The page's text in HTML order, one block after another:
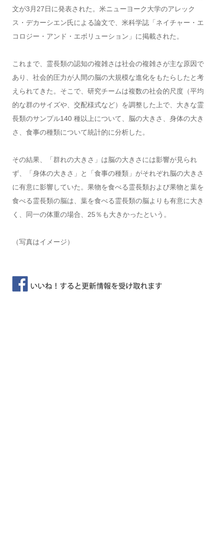
文が3月27日に発表された。米ニューヨーク大学のアレック
ス・デカーシエン氏による論文で、米科学誌「ネイチャー・エ
コロジー・アンド・エボリューション」に掲載された。
これまで、霊長類の認知の複雑さは社会の複雑さが主な原因で
あり、社会的圧力が人間の脳の大規模な進化をもたらしたと考
えられてきた。そこで、研究チームは複数の社会的尺度（平均
的な群のサイズや、交配様式など）を調整した上で、大きな霊
長類のサンプル140 種以上について、脳の大きさ、身体の大き
さ、食事の種類について統計的に分析した。
その結果、「群れの大きさ」は脳の大きさには影響が見られ
ず、「身体の大きさ」と「食事の種類」がそれぞれ脳の大きさ
に有意に影響していた。果物を食べる霊長類および果物と葉を
食べる霊長類の脳は、葉を食べる霊長類の脳よりも有意に大き
く、同一の体重の場合、25％も大きかったという。
（写真はイメージ）